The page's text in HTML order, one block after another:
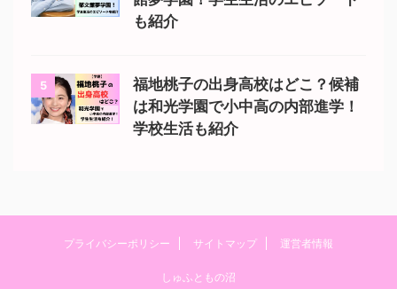
も紹介
5
福地桃子の出身高校はどこ？候補
は和光学園で小中高の内部進学！
学校生活も紹介
プライバシーポリシー サイトマップ 運営者情報
しゅふともの沼